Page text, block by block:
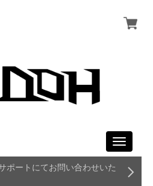
Toggle
ポートにてお問い合わせいた